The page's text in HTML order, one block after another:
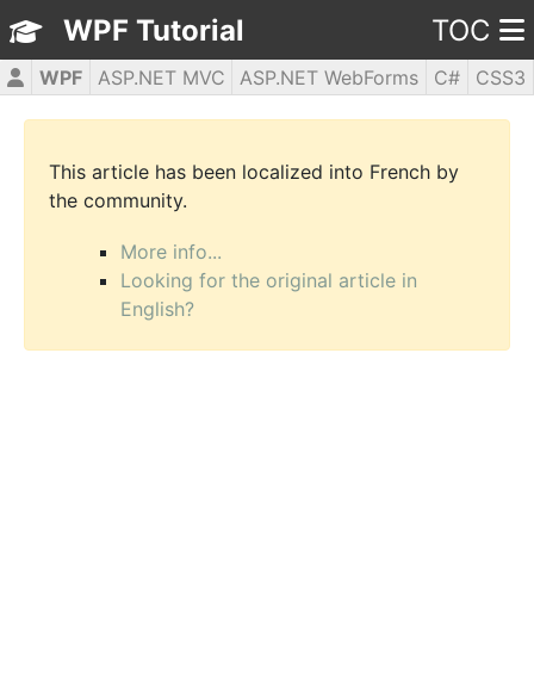
WPF Tutorial TOC
WPF ASP.NET MVC ASP.NET WebForms C#
CSS3
HTML5
JavaScript jQuery PHP5
This article has been localized into French by
the community.
More info...
Looking for the original article in
English?